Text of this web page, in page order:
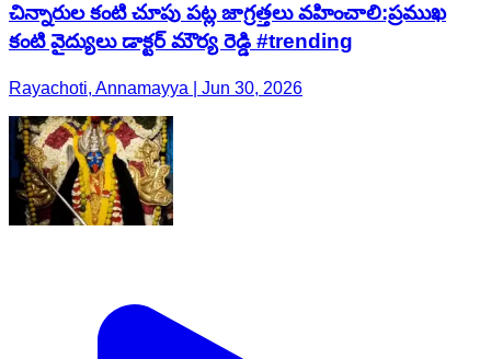
చిన్నారుల కంటి చూపు పట్ల జాగ్రత్తలు వహించాలి:ప్రముఖ
కంటి వైద్యులు డాక్టర్ మౌర్య రెడ్డి #trending
Rayachoti, Annamayya | Jun 30, 2026